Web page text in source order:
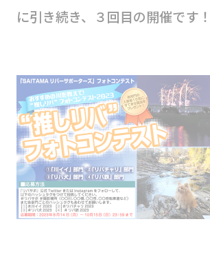
に引き続き、３回目の開催です！